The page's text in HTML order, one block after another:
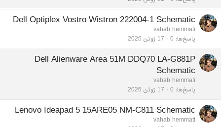
Dell Optiplex Vostro Wistron 222004-1 Schematic
vahab hemmati
پاسخ‌ها 0 17 ژوئن 2026
Dell Alienware Area 51M DDQ70 LA-G881P
Schematic
vahab hemmati
پاسخ‌ها 0 17 ژوئن 2026
Lenovo Ideapad 5 15ARE05 NM-C811 Schematic
vahab hemmati